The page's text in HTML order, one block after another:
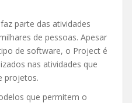
parte das atividades
de pessoas. Apesar
de software, o Project é
nas atividades que
projetos.
que permitem o